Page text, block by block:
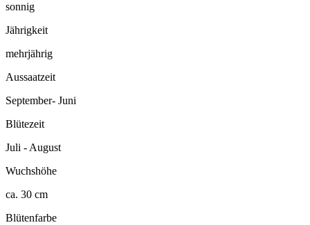
sonnig
Jährigkeit
mehrjährig
Aussaatzeit
September- Juni
Blütezeit
Juli - August
Wuchshöhe
ca. 30 cm
Blütenfarbe